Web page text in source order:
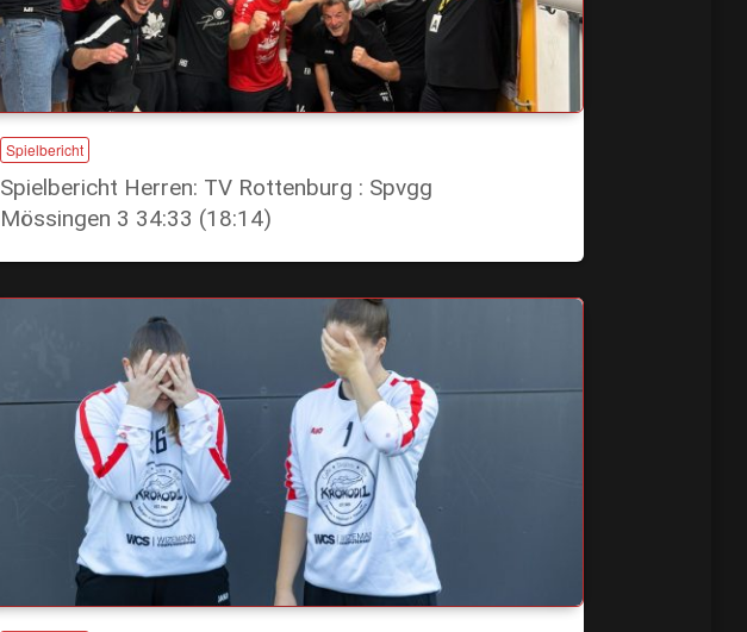
Spielbericht
Spielbericht Herren: TV Rottenburg : Spvgg
Mössingen 3 34:33 (18:14)